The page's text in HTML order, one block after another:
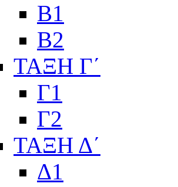
Β1
Β2
ΤΑΞΗ Γ΄
Γ1
Γ2
ΤΑΞΗ Δ΄
Δ1